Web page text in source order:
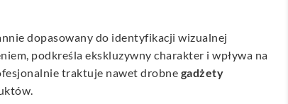
dopasowany do identyfikacji wizualnej
podkreśla ekskluzywny charakter i wpływa na
traktuje nawet drobne gadżety